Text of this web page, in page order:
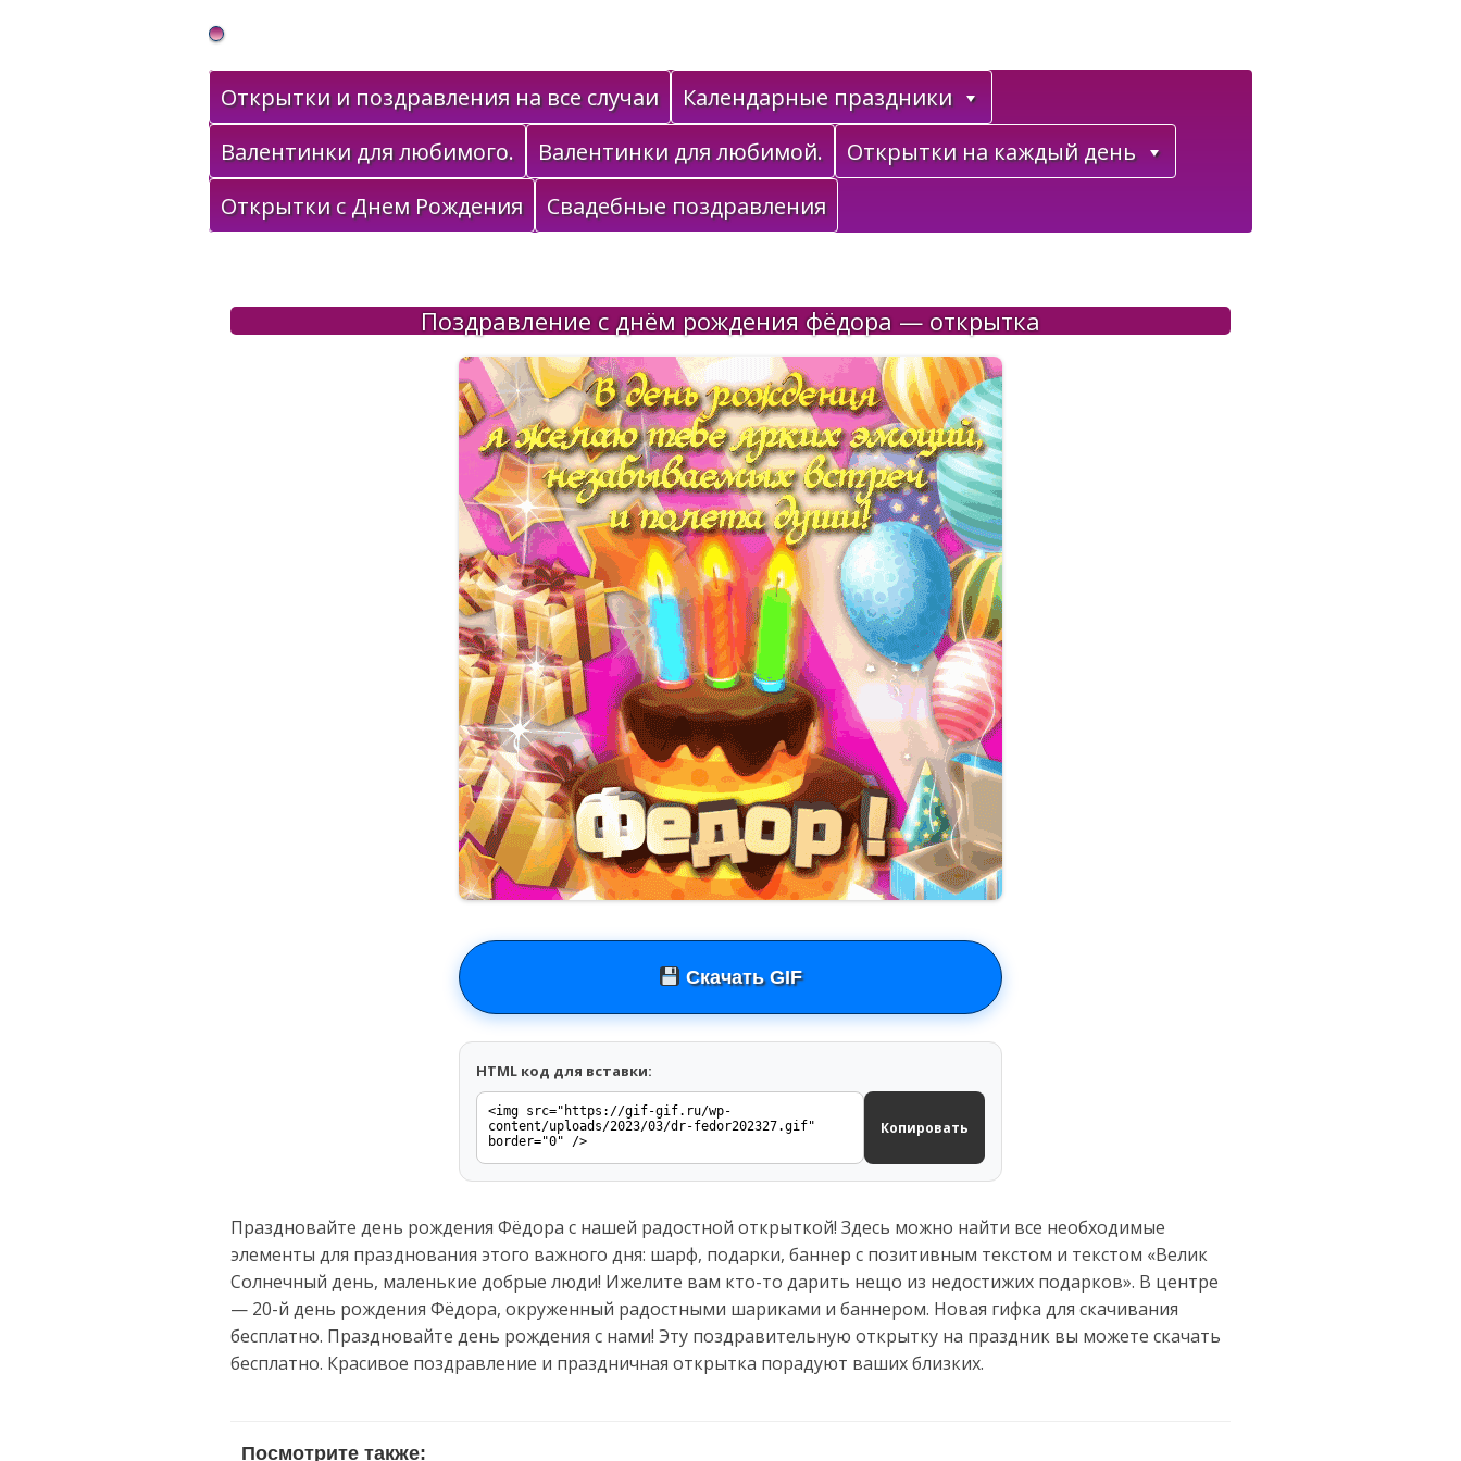
Gif Открытки в подарок
Открытки и поздравления на все случаи
Календарные праздники
Валентинки для любимого.
Валентинки для любимой.
Открытки на каждый день
Открытки с Днем Рождения
Свадебные поздравления
Поздравление с днём рождения фёдора — открытка
Скачать GIF
HTML код для вставки:
Копировать
Праздновайте день рождения Фёдора с нашей радостной открыткой! Здесь можно найти все необходимые
элементы для празднования этого важного дня: шарф, подарки, баннер с позитивным текстом и текстом «Велик
Солнечный день, маленькие добрые люди! Ижелите вам кто-то дарить нещо из недостижих подарков». В центре
— 20-й день рождения Фёдора, окруженный радостными шариками и баннером. Новая гифка для скачивания
бесплатно. Праздновайте день рождения с нами! Эту поздравительную открытку на праздник вы можете скачать
бесплатно. Красивое поздравление и праздничная открытка порадуют ваших близких.
Посмотрите также: